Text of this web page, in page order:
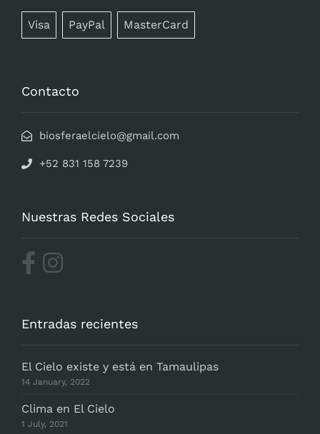
Visa PayPal MasterCard
Contacto
biosferaelcielo@gmail.com
+52 831 158 7239
Nuestras Redes Sociales
Entradas recientes
El Cielo existe y está en Tamaulipas
14 January, 2022
Clima en El Cielo
1 July, 2021